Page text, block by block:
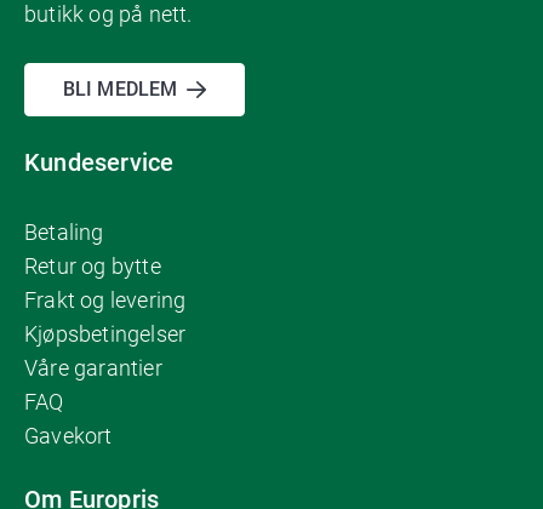
butikk og på nett.
BLI MEDLEM
Kundeservice
Betaling
Retur og bytte
Frakt og levering
Kjøpsbetingelser
Våre garantier
FAQ
Gavekort
Om Europris